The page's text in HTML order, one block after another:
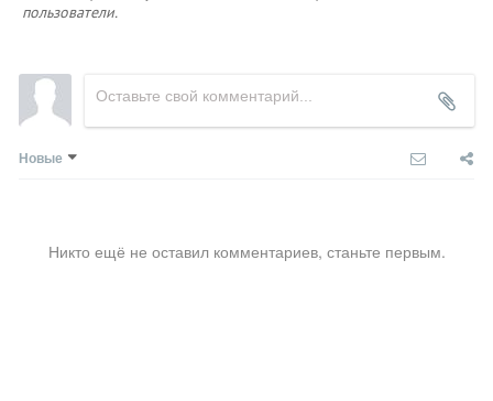
пользователи.
Новые
Никто ещё не оставил комментариев, станьте первым.